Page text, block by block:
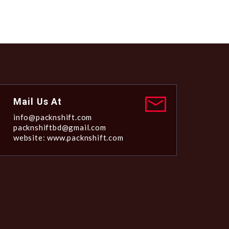
Mail Us At
info@packnshift.com
packnshiftbd@gmail.com
website: www.packnshift.com